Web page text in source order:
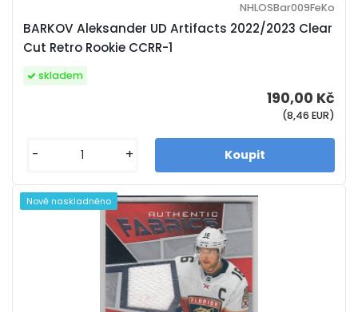
BARKOV Aleksander UD Artifacts 2022/2023 Clear
Cut Retro Rookie CCRR-1
NHLOSBar009FeKo
190,00 Kč
(8,46 EUR)
skladem
- +
Nově naskladněno